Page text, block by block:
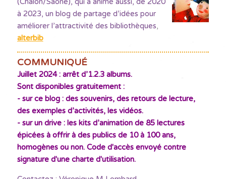
à 2023, un blog de partage d’idées pour
améliorer l’attractivité des bibliothèques,
alterbib
COMMUNIQUÉ
Juillet 2024 : arrêt d’1.2.3 albums.
Sont disponibles gratuitement :
- sur ce blog : des souvenirs, des retours de lecture,
des exemples d’activités, les vidéos.
- sur un drive : les kits d’animation de 85 lectures
épicées à offrir à des publics de 10 à 100 ans,
homogènes ou non. Code d'accès envoyé contre
signature d'une charte d'utilisation.